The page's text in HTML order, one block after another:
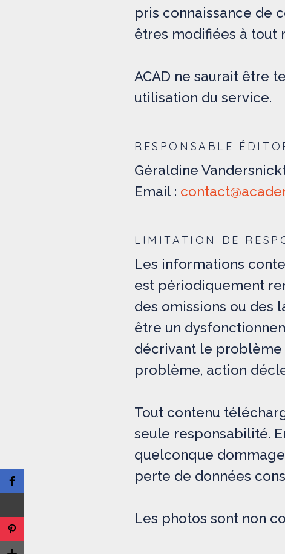
pris connaissance de
êtres modifiées à tout
ACAD ne saurait être
utilisation du service.
RESPONSABLE
Géraldine
Email :
LIMITATION DE
Les informations
est périodiquement
des omissions ou des
être un
décrivant le
problème, action
Tout contenu
seule responsabilité.
quelconque
perte de données
Les photos sont non